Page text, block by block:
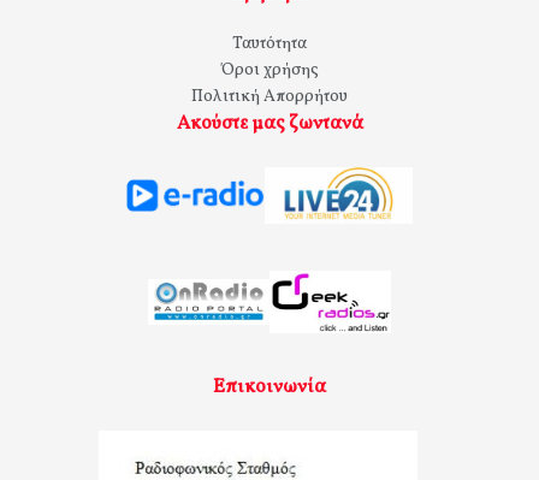
Ταυτότητα
Όροι χρήσης
Πολιτική Απορρήτου
Ακούστε μας ζωντανά
Επικοινωνία